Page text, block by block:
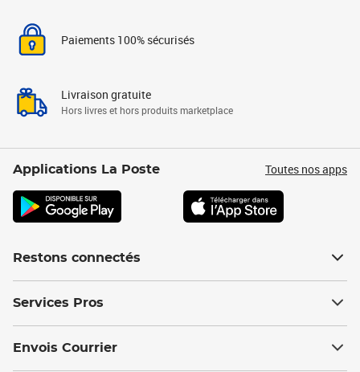
Paiements 100% sécurisés
Livraison gratuite
Hors livres et hors produits marketplace
Applications La Poste Toutes nos apps
Restons connectés
Services Pros
Envois Courrier